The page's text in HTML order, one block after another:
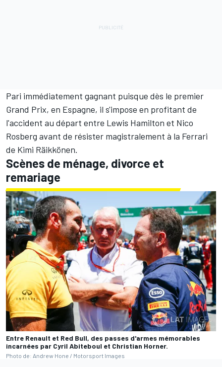
Pari immédiatement gagnant puisque dès le premier
Grand Prix, en Espagne, il s'impose en profitant de
l'accident au départ entre Lewis Hamilton et Nico
Rosberg avant de résister magistralement à la Ferrari
de Kimi Räikkönen.
Scènes de ménage, divorce et
remariage
Entre Renault et Red Bull, des passes d'armes mémorables
incarnées par Cyril Abiteboul et Christian Horner.
Photo de: Andrew Hone / Motorsport Images